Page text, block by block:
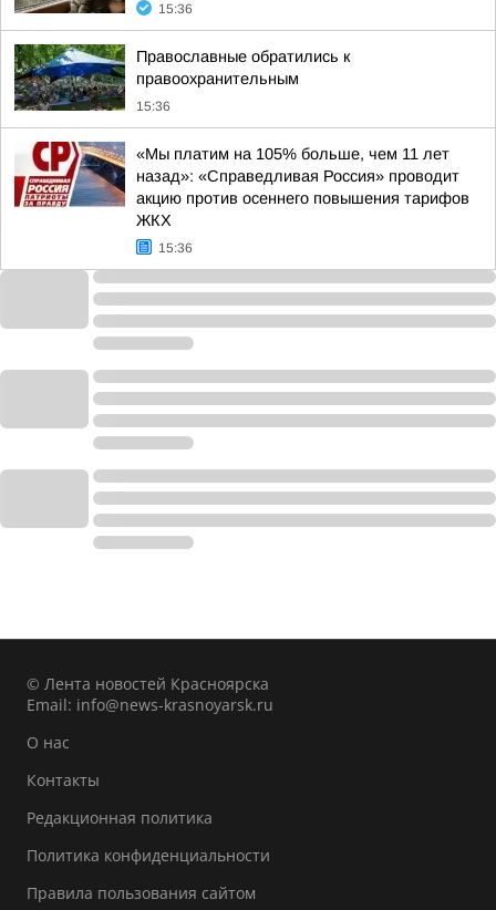
15:36
Православные обратились к
правоохранительным
15:36
«Мы платим на 105% больше, чем 11 лет
назад»: «Справедливая Россия» проводит
акцию против осеннего повышения тарифов
ЖКХ
15:36
© Лента новостей Красноярска
Email: info@news-krasnoyarsk.ru
О нас
Контакты
Редакционная политика
Политика конфиденциальности
Правила пользования сайтом